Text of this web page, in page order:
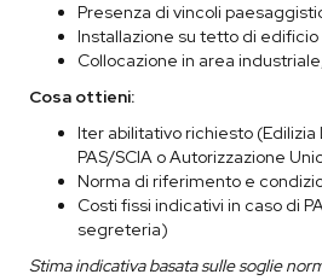
Presenza di vincoli
Installazione su tetto di
Collocazione in area
Cosa ottieni:
Iter abilitativo richiesto
PAS/SCIA o Autorizzazione
Norma di riferimento e
Costi fissi indicativi in caso di
segreteria)
Stima indicativa basata sulle soglie